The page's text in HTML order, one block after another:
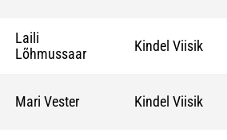
Laili
Lõhmussaar
Kindel Viisik
Mari Vester Kindel Viisik